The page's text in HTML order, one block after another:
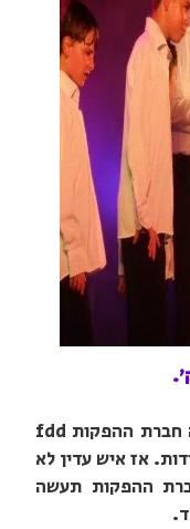
עשר שנים יפיפיות חלפו מאז הוקמה חברת ההפקות fdd
אז איש עדין לא
ההפקות תעשה